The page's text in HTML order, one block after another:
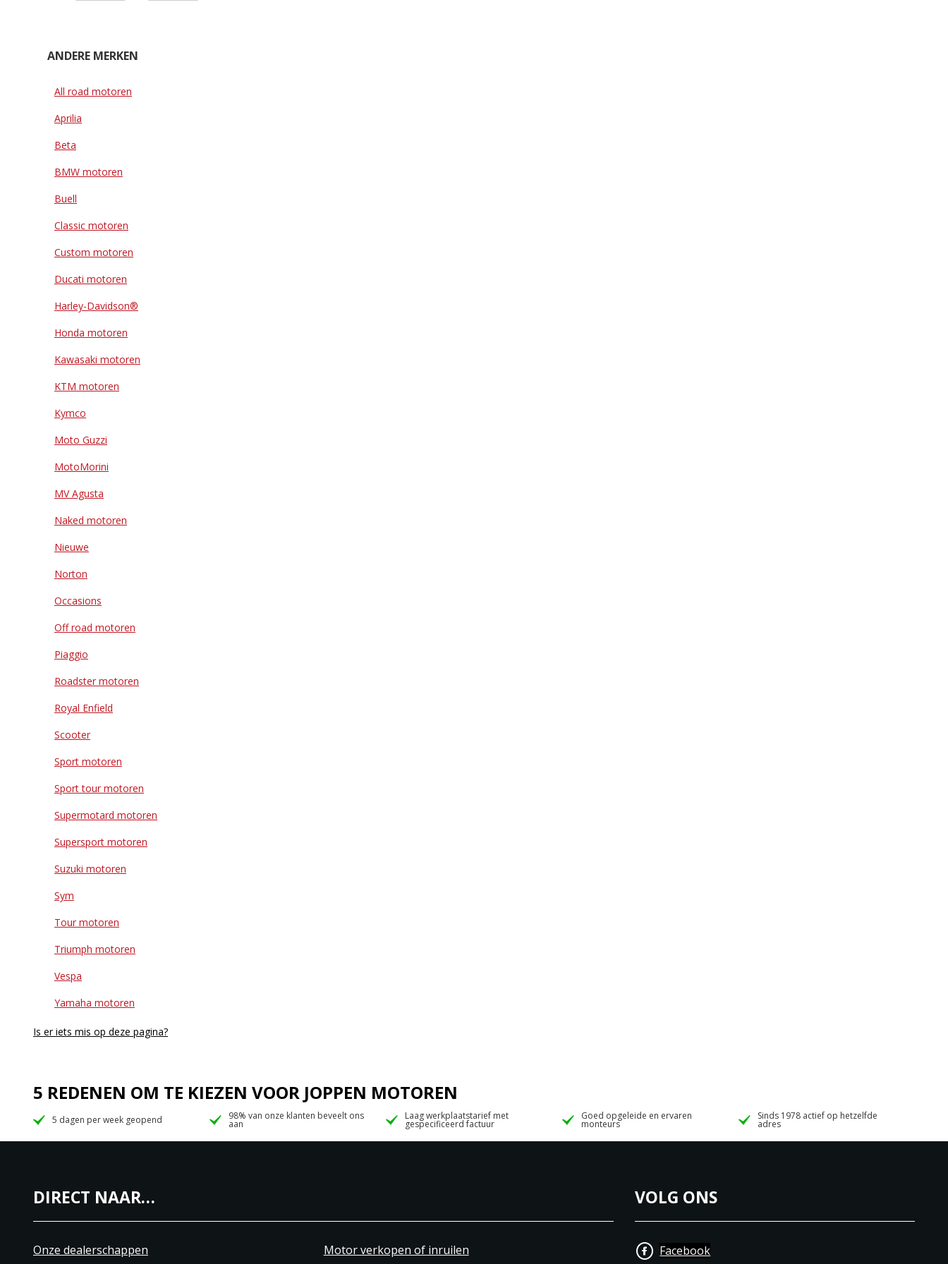
ANDERE MERKEN
All road motoren
Aprilia
Beta
BMW motoren
Buell
Classic motoren
Custom motoren
Ducati motoren
Harley-Davidson®
Honda motoren
Kawasaki motoren
KTM motoren
Kymco
Moto Guzzi
MotoMorini
MV Agusta
Naked motoren
Nieuwe
Norton
Occasions
Off road motoren
Piaggio
Roadster motoren
Royal Enfield
Scooter
Sport motoren
Sport tour motoren
Supermotard motoren
Supersport motoren
Suzuki motoren
Sym
Tour motoren
Triumph motoren
Vespa
Yamaha motoren
Is er iets mis op deze pagina?
5 REDENEN OM TE KIEZEN VOOR JOPPEN MOTOREN
5 dagen per week geopend 98% van onze klanten beveelt ons
aan
Laag werkplaatstarief met
gespecificeerd factuur
Goed opgeleide en ervaren
monteurs
Sinds 1978 actief op hetzelfde
adres
DIRECT NAAR…
Onze dealerschappen Motor verkopen of inruilen
VOLG ONS
Facebook